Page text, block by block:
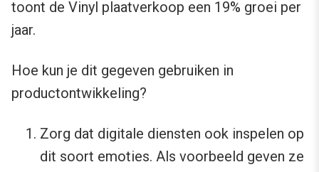
toont de Vinyl plaatverkoop een 19% groei per
jaar.
Hoe kun je dit gegeven gebruiken in
productontwikkeling?
Zorg dat digitale diensten ook inspelen op
dit soort emoties. Als voorbeeld geven ze